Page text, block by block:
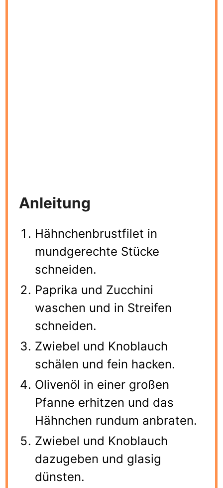
Anleitung
Hähnchenbrustfilet in
mundgerechte Stücke
schneiden.
Paprika und Zucchini
waschen und in Streifen
schneiden.
Zwiebel und Knoblauch
schälen und fein hacken.
Olivenöl in einer großen
Pfanne erhitzen und das
Hähnchen rundum anbraten.
Zwiebel und Knoblauch
dazugeben und glasig
dünsten.